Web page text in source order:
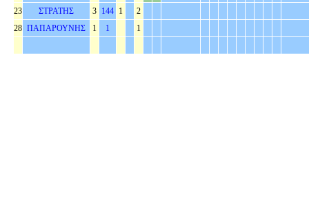
23
ΣΤΡΑΤΗΣ 3 144 1
2
28 ΠΑΠΑΡΟΥΝΗΣ 1 1 1